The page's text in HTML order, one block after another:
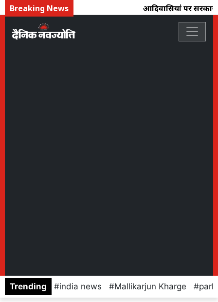
Breaking News आदिवासियोंं पर सरकार
Trending india news Mallikarjun Kharge